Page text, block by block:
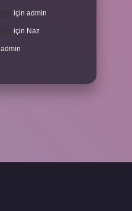
için admin
için Naz
admin